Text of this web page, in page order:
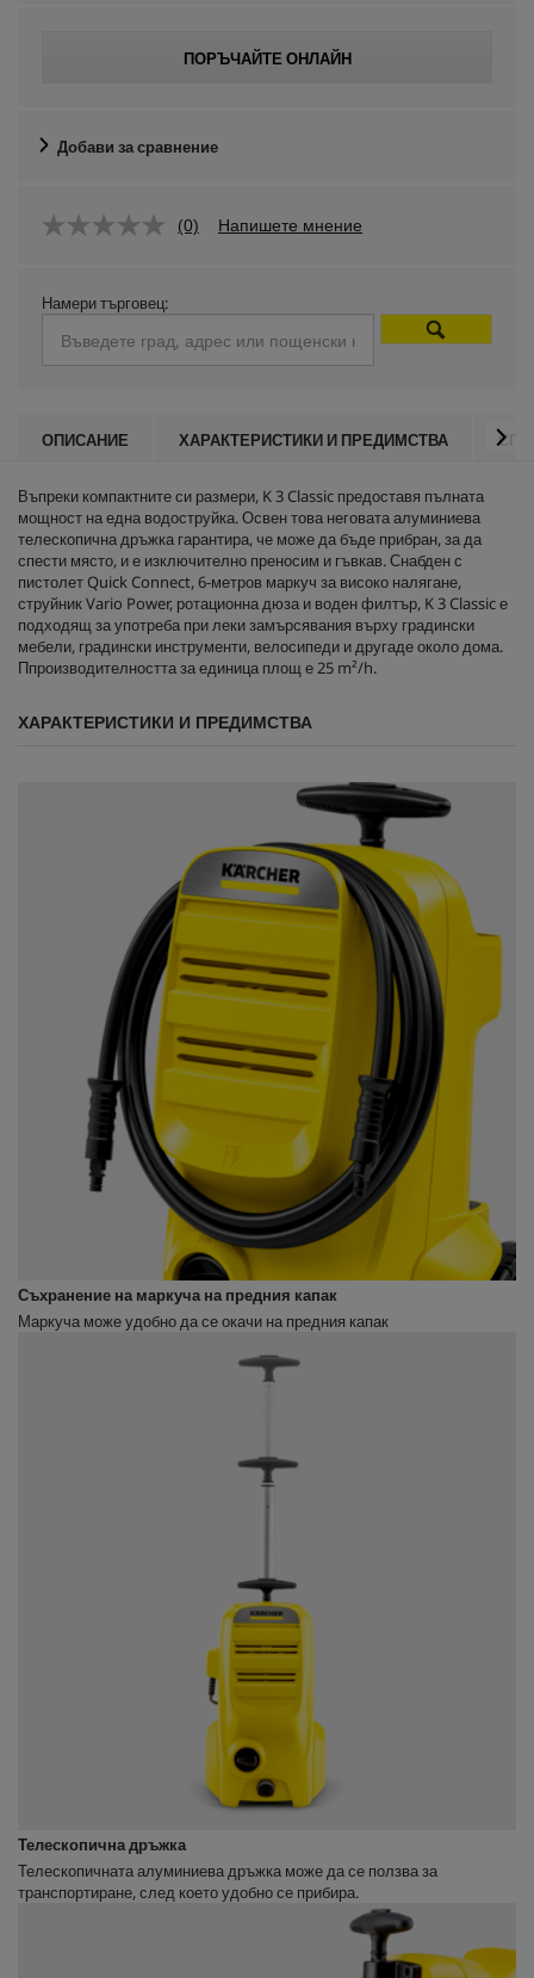
ПОРЪЧАЙТЕ ОНЛАЙН
Добави за сравнение
(0) Напишете мнение
Намери търговец:
ОПИСАНИЕ ХАРАКТЕРИСТИКИ И ПРЕДИМСТВА
Въпреки компактните си размери, K 3 Classic предоставя пълната
мощност на една водоструйка. Освен това неговата алуминиева
телескопична дръжка гарантира, че може да бъде прибран, за да
спести място, и е изключително преносим и гъвкав. Снабден с
пистолет Quick Connect, 6-метров маркуч за високо налягане,
струйник Vario Power, ротационна дюза и воден филтър, K 3 Classic е
подходящ за употреба при леки замърсявания върху градински
мебели, градински инструменти, велосипеди и другаде около дома.
Ппроизводителността за единица площ е 25 m²/h.
ХАРАКТЕРИСТИКИ И ПРЕДИМСТВА
Съхранение на маркуча на предния капак
Маркуча може удобно да се окачи на предния капак
Телескопична дръжка
Телескопичната алуминиева дръжка може да се ползва за
транспортиране, след което удобно се прибира.